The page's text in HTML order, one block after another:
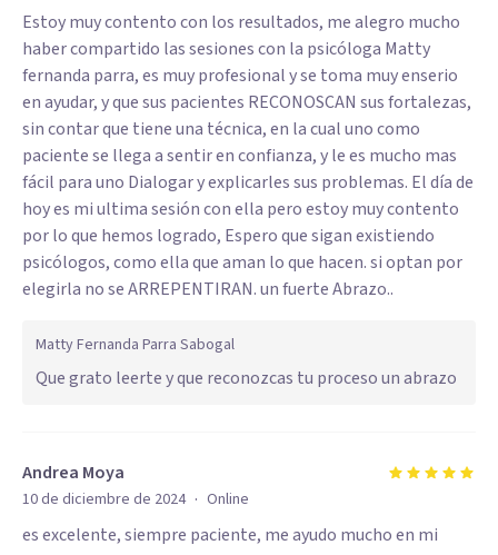
Estoy muy contento con los resultados, me alegro mucho
haber compartido las sesiones con la psicóloga Matty
fernanda parra, es muy profesional y se toma muy enserio
en ayudar, y que sus pacientes RECONOSCAN sus fortalezas,
sin contar que tiene una técnica, en la cual uno como
paciente se llega a sentir en confianza, y le es mucho mas
fácil para uno Dialogar y explicarles sus problemas. El día de
hoy es mi ultima sesión con ella pero estoy muy contento
por lo que hemos logrado, Espero que sigan existiendo
psicólogos, como ella que aman lo que hacen. si optan por
elegirla no se ARREPENTIRAN. un fuerte Abrazo..
Matty Fernanda Parra Sabogal
Que grato leerte y que reconozcas tu proceso un abrazo
Andrea Moya
10 de diciembre de 2024 · Online
es excelente, siempre paciente, me ayudo mucho en mi